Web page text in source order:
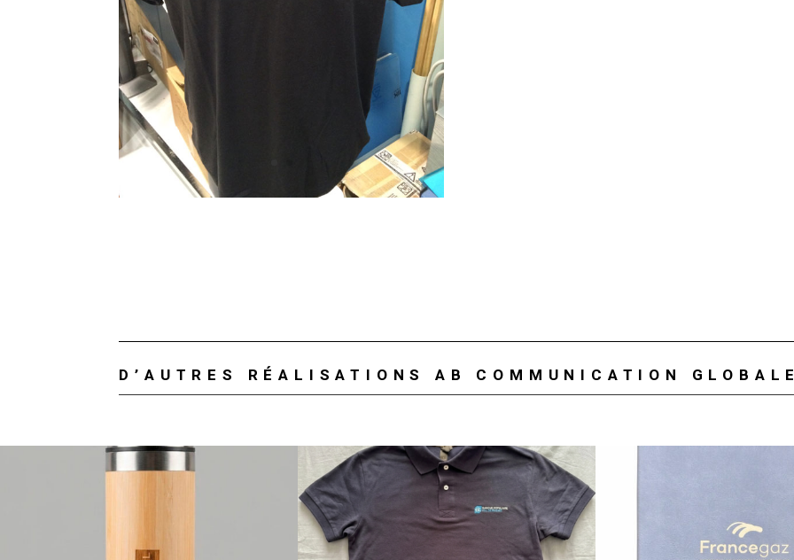
D’AUTRES RÉALISATIONS AB COMMUNICATION